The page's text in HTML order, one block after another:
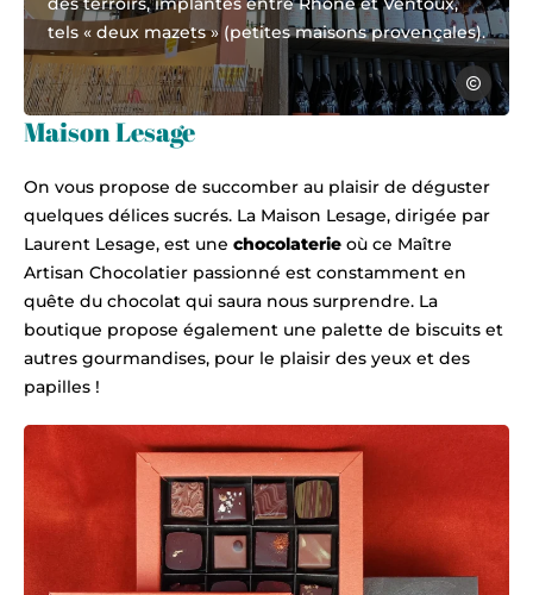
Office du
tels « deux mazets » (petites maisons provençales).
Maison Lesage
On vous propose de succomber au plaisir de déguster
quelques délices sucrés. La Maison Lesage, dirigée par
Laurent Lesage, est une chocolaterie où ce Maître
Artisan Chocolatier passionné est constamment en
quête du chocolat qui saura nous surprendre. La
boutique propose également une palette de biscuits et
autres gourmandises, pour le plaisir des yeux et des
papilles !